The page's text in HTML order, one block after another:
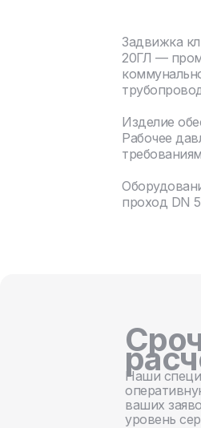
Задвижка
20ГЛ —
Изделие
Рабочее
проход DN
Наши
ваших
уровень